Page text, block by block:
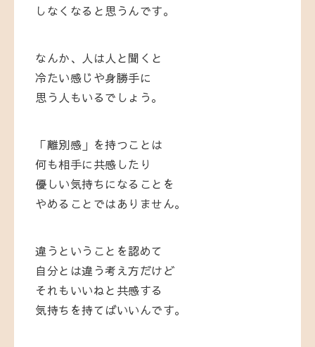
しなくなると思うんです。
なんか、人は人と聞くと
冷たい感じや身勝手に
思う人もいるでしょう。
「離別感」を持つことは
何も相手に共感したり
優しい気持ちになることを
やめることではありません。
違うということを認めて
自分とは違う考え方だけど
それもいいねと共感する
気持ちを持てばいいんです。